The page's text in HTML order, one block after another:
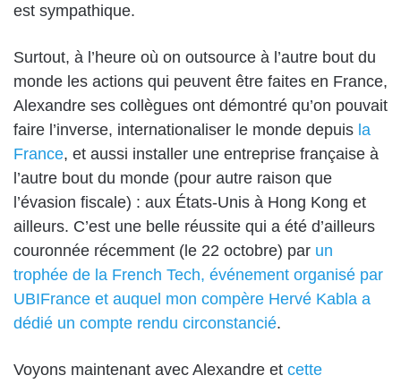
est sympathique.
Surtout, à l’heure où on outsource à l’autre bout du
monde les actions qui peuvent être faites en France,
Alexandre ses collègues ont démontré qu’on pouvait
faire l’inverse, internationaliser le monde depuis la
France, et aussi installer une entreprise française à
l’autre bout du monde (pour autre raison que
l’évasion fiscale) : aux États-Unis à Hong Kong et
ailleurs. C’est une belle réussite qui a été d’ailleurs
couronnée récemment (le 22 octobre) par un
trophée de la French Tech, événement organisé par
UBIFrance et auquel mon compère Hervé Kabla a
dédié un compte rendu circonstancié.
Voyons maintenant avec Alexandre et cette